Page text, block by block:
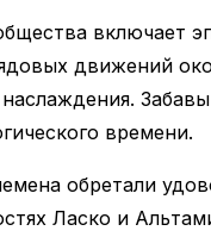
включает
движений
времени.
обретали
Ласко и